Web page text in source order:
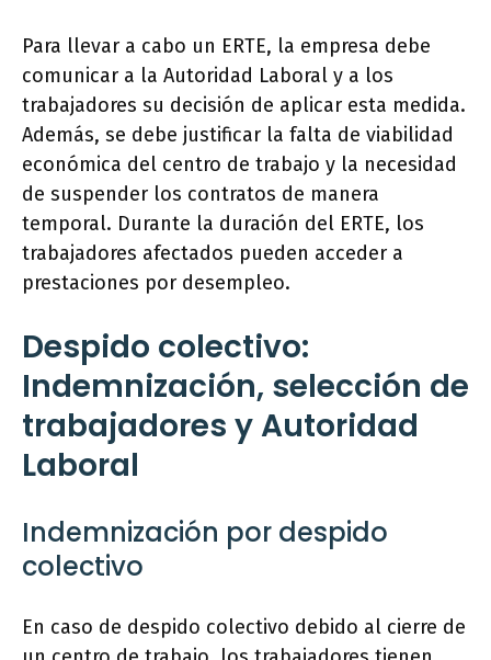
Para llevar a cabo un ERTE, la empresa debe
comunicar a la Autoridad Laboral y a los
trabajadores su decisión de aplicar esta medida.
Además, se debe justificar la falta de viabilidad
económica del centro de trabajo y la necesidad
de suspender los contratos de manera
temporal. Durante la duración del ERTE, los
trabajadores afectados pueden acceder a
prestaciones por desempleo.
Despido colectivo:
Indemnización, selección de
trabajadores y Autoridad
Laboral
Indemnización por despido
colectivo
En caso de despido colectivo debido al cierre de